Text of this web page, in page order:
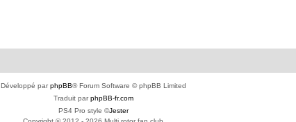
Développé parphpBB® Forum Software © phpBB Limited
Traduit parphpBB-fr.com
PS4 Pro style ©Jester